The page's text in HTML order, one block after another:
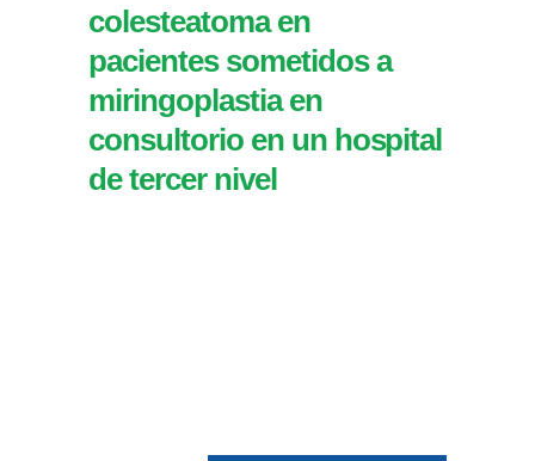
colesteatoma en
pacientes sometidos a
miringoplastia en
consultorio en un hospital
de tercer nivel